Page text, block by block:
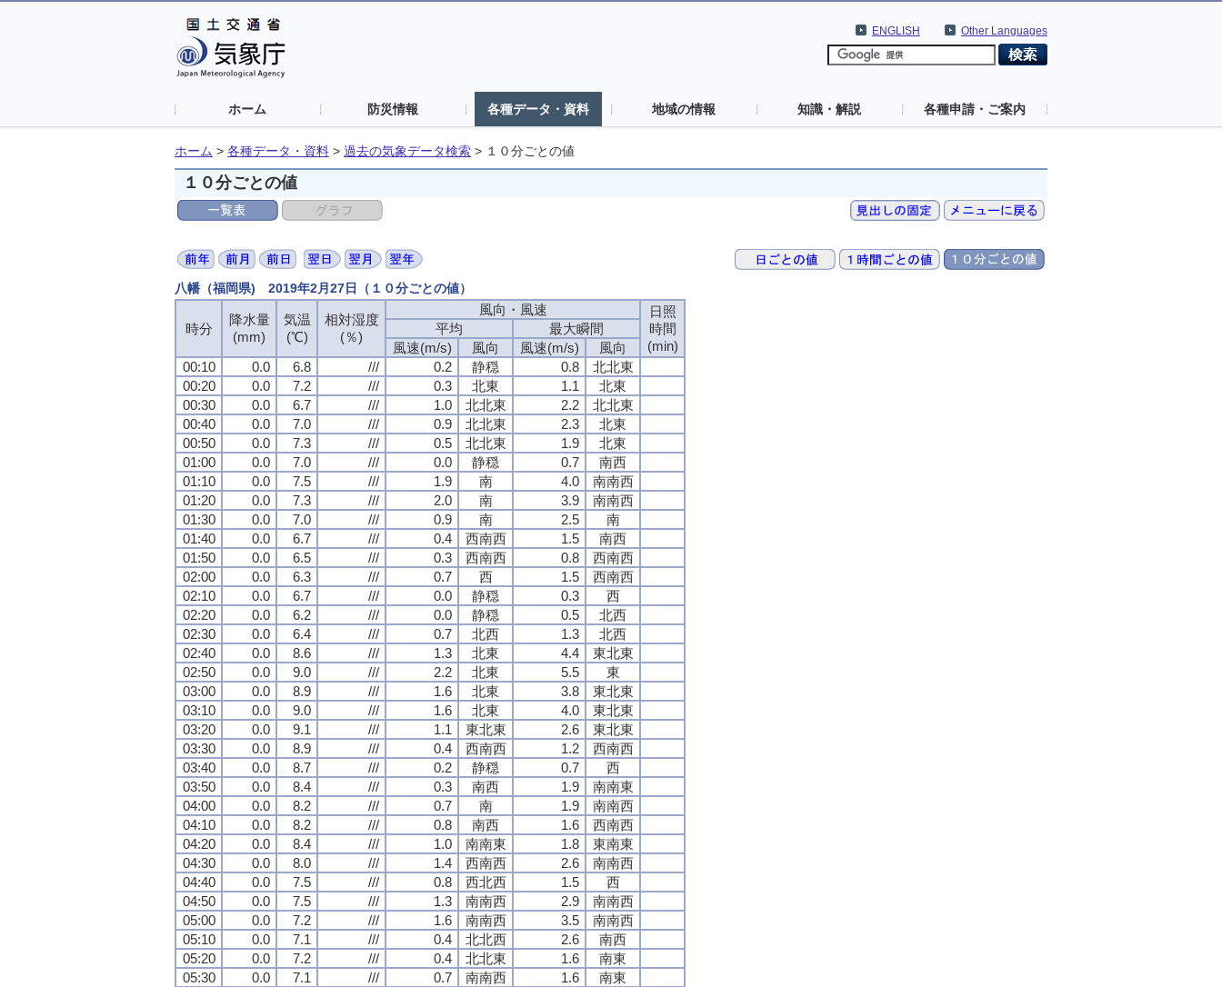
Other Languages
ENGLISH
ホーム 防災情報 各種データ・資料 地域の情報 知識・解説 各種申請・ご案内
ホーム > 各種データ・資料 > 過去の気象データ検索 > １０分ごとの値
１０分ごとの値
八幡（福岡県) 2019年2月27日（１０分ごとの値）
時分
降水量
(mm)
気温
(℃)
相対湿度
(％)
風向・風速
日照
時間
(min)
平均
最大瞬間
風速(m/s)
風向 風速(m/s)
風向
00:10
0.0 6.8 /// 0.2 静穏 0.8
北北東
00:20
0.0 7.2 /// 0.3 北東 1.1
北東
00:30
0.0 6.7 /// 1.0 北北東 2.2
北北東
00:40
0.0 7.0 /// 0.9 北北東 2.3
北東
00:50
0.0 7.3 /// 0.5 北北東 1.9
北東
01:00
0.0 7.0 /// 0.0 静穏 0.7
南西
01:10
0.0 7.5 /// 1.9 南 4.0
南南西
01:20
0.0 7.3 /// 2.0 南 3.9
南南西
01:30
0.0 7.0 /// 0.9 南 2.5
南
01:40
0.0 6.7 /// 0.4 西南西 1.5
南西
01:50
0.0 6.5 /// 0.3 西南西 0.8
西南西
02:00
0.0 6.3 /// 0.7 西 1.5
西南西
02:10
0.0 6.7 /// 0.0 静穏 0.3
西
02:20
0.0 6.2 /// 0.0 静穏 0.5
北西
02:30
0.0 6.4 /// 0.7 北西 1.3
北西
02:40
0.0 8.6 /// 1.3 北東 4.4
東北東
02:50
0.0 9.0 /// 2.2 北東 5.5
東
03:00
0.0 8.9 /// 1.6 北東 3.8
東北東
03:10
0.0 9.0 /// 1.6 北東 4.0
東北東
03:20
0.0 9.1 /// 1.1 東北東 2.6
東北東
03:30
0.0 8.9 /// 0.4 西南西 1.2
西南西
03:40
0.0 8.7 /// 0.2 静穏 0.7
西
03:50
0.0 8.4 /// 0.3 南西 1.9
南南東
04:00
0.0 8.2 /// 0.7 南 1.9
南南西
04:10
0.0 8.2 /// 0.8 南西 1.6
西南西
04:20
0.0 8.4 /// 1.0 南南東 1.8
東南東
04:30
0.0 8.0 /// 1.4 西南西 2.6
南南西
04:40
0.0 7.5 /// 0.8 西北西 1.5
西
04:50
0.0 7.5 /// 1.3 南南西 2.9
南南西
05:00
0.0 7.2 /// 1.6 南南西 3.5
南南西
05:10
0.0 7.1 /// 0.4 北北西 2.6
南西
05:20
0.0 7.2 /// 0.4 北北東 1.6
南東
05:30
0.0 7.1 /// 0.7 南南西 1.6
南東